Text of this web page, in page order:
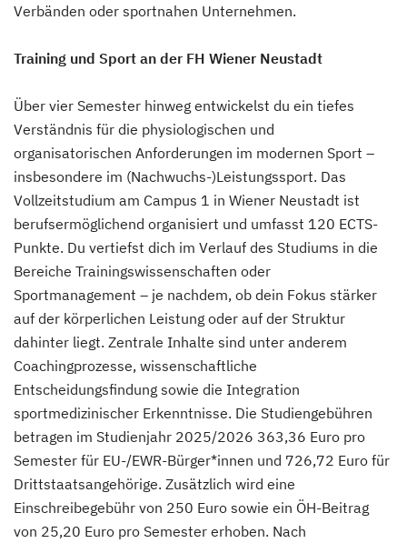
Verbänden oder sportnahen Unternehmen.
Training und Sport an der FH Wiener Neustadt
Über vier Semester hinweg entwickelst du ein tiefes
Verständnis für die physiologischen und
organisatorischen Anforderungen im modernen Sport –
insbesondere im (Nachwuchs-)Leistungssport. Das
Vollzeitstudium am Campus 1 in Wiener Neustadt ist
berufsermöglichend organisiert und umfasst 120 ECTS-
Punkte. Du vertiefst dich im Verlauf des Studiums in die
Bereiche Trainingswissenschaften oder
Sportmanagement – je nachdem, ob dein Fokus stärker
auf der körperlichen Leistung oder auf der Struktur
dahinter liegt. Zentrale Inhalte sind unter anderem
Coachingprozesse, wissenschaftliche
Entscheidungsfindung sowie die Integration
sportmedizinischer Erkenntnisse. Die Studiengebühren
betragen im Studienjahr 2025/2026 363,36 Euro pro
Semester für EU-/EWR-Bürger*innen und 726,72 Euro für
Drittstaatsangehörige. Zusätzlich wird eine
Einschreibegebühr von 250 Euro sowie ein ÖH-Beitrag
von 25,20 Euro pro Semester erhoben. Nach